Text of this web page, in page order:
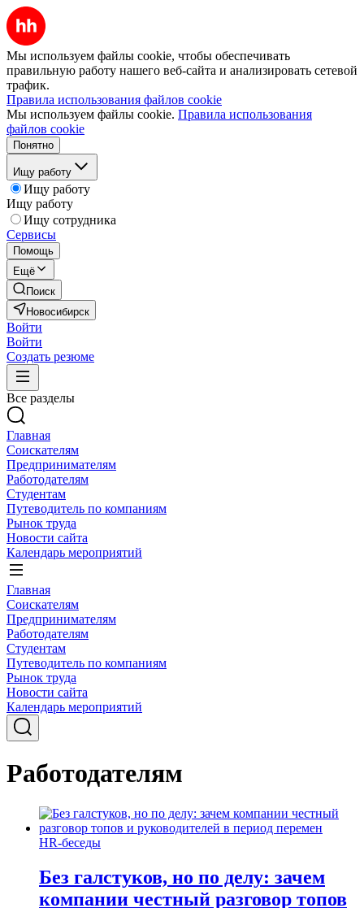
Мы используем файлы cookie, чтобы обеспечивать
правильную работу нашего веб-сайта и анализировать сетевой
трафик.
Правила использования файлов cookie
Мы используем файлы cookie. Правила использования
файлов cookie
Понятно
Ищу работу
Ищу работу
Ищу работу
Ищу сотрудника
Сервисы
Помощь
Ещё
Поиск
Новосибирск
Войти
Войти
Создать резюме
Все разделы
Главная
Соискателям
Предпринимателям
Работодателям
Студентам
Путеводитель по компаниям
Рынок труда
Новости сайта
Календарь мероприятий
Главная
Соискателям
Предпринимателям
Работодателям
Студентам
Путеводитель по компаниям
Рынок труда
Новости сайта
Календарь мероприятий
Работодателям
HR-беседы
Без галстуков, но по делу: зачем
компании честный разговор топов